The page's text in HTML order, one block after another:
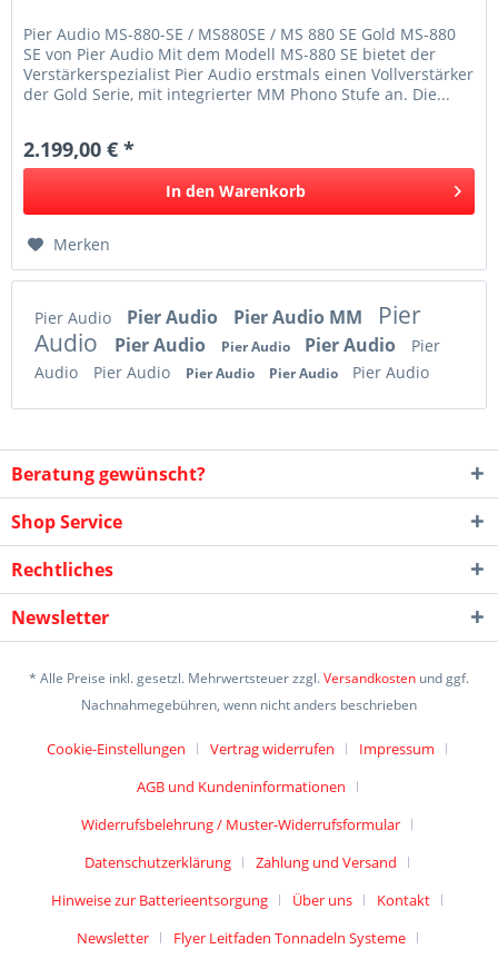
Pier Audio MS-880-SE / MS880SE / MS 880 SE Gold MS-880
SE von Pier Audio Mit dem Modell MS-880 SE bietet der
Verstärkerspezialist Pier Audio erstmals einen Vollverstärker
der Gold Serie, mit integrierter MM Phono Stufe an. Die...
2.199,00 € *
In den Warenkorb
Merken
Pier Audio Pier Audio Pier Audio MM
Pier
Audio
Pier Audio Pier Audio Pier Audio
Pier
Audio
Pier Audio Pier Audio Pier Audio Pier Audio
Beratung gewünscht?
Shop Service
Rechtliches
Newsletter
* Alle Preise inkl. gesetzl. Mehrwertsteuer zzgl.Versandkosten und ggf.
Nachnahmegebühren, wenn nicht anders beschrieben
Cookie-Einstellungen Vertrag widerrufen
Impressum
AGB und Kundeninformationen
Widerrufsbelehrung / Muster-Widerrufsformular
Datenschutzerklärung
Zahlung und Versand
Hinweise zur Batterieentsorgung
Über uns
Kontakt
Newsletter
Flyer Leitfaden Tonnadeln Systeme